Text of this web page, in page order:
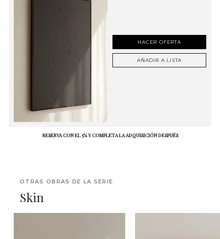
HACER OFERTA
AÑADIR A LISTA
RESERVA CON EL 5% Y COMPLETA LA ADQUISICIÓN DESPUÉS
OTRAS OBRAS DE LA SERIE
Skin